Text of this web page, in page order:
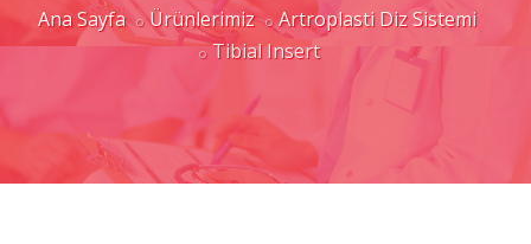
Ana Sayfa Ürünlerimiz
Artroplasti Diz Sistemi
Tibial Insert